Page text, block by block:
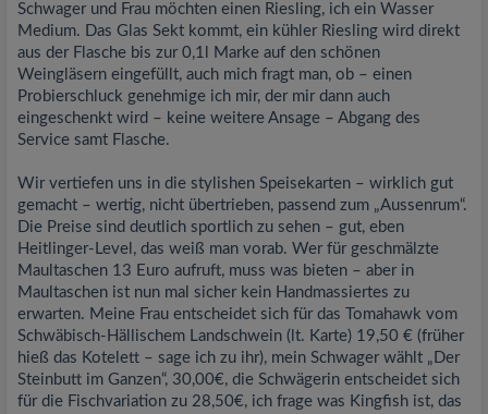
Schwager und Frau möchten einen Riesling, ich ein Wasser
Medium. Das Glas Sekt kommt, ein kühler Riesling wird direkt
aus der Flasche bis zur 0,1l Marke auf den schönen
Weingläsern eingefüllt, auch mich fragt man, ob – einen
Probierschluck genehmige ich mir, der mir dann auch
eingeschenkt wird – keine weitere Ansage – Abgang des
Service samt Flasche.
Wir vertiefen uns in die stylishen Speisekarten – wirklich gut
gemacht – wertig, nicht übertrieben, passend zum „Aussenrum“.
Die Preise sind deutlich sportlich zu sehen – gut, eben
Heitlinger-Level, das weiß man vorab. Wer für geschmälzte
Maultaschen 13 Euro aufruft, muss was bieten – aber in
Maultaschen ist nun mal sicher kein Handmassiertes zu
erwarten. Meine Frau entscheidet sich für das Tomahawk vom
Schwäbisch-Hällischem Landschwein (lt. Karte) 19,50 € (früher
hieß das Kotelett – sage ich zu ihr), mein Schwager wählt „Der
Steinbutt im Ganzen“, 30,00€, die Schwägerin entscheidet sich
für die Fischvariation zu 28,50€, ich frage was Kingfish ist, das